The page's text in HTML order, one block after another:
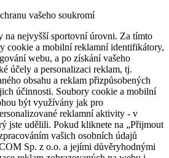
vašeho soukromí
na nejvyšší sportovní úrovni. Za tímto
cookie a mobilní reklamní identifikátory,
webu, a po získání vašeho
účely a personalizaci reklam, tj.
obsahu a reklam přizpůsobených
účinnosti. Soubory cookie a mobilní
být využívány jak pro
reklamní aktivity - v
jste udělili. Pokud kliknete na „Přijmout
vašich osobních údajů
Sp. z o.o. a jejími důvěryhodnými